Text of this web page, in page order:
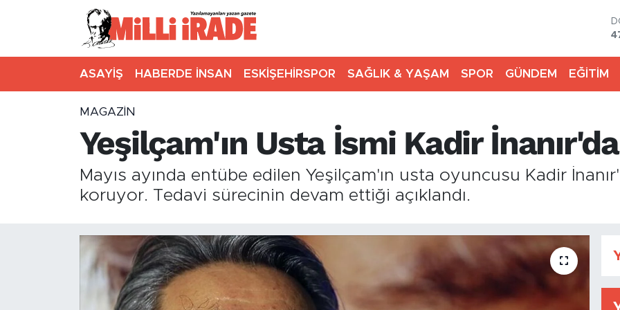
ASAYİŞ HABERDE İNSAN ESKİŞEHİRSPOR SAĞLIK & YAŞAM SPOR GÜNDEM EĞİTİM
MAGAZİN
Yeşilçam'ın Usta İsmi Kadir
Mayıs ayında entübe edilen Yeşilçam'ın usta oyuncusu Kadir
koruyor. Tedavi sürecinin devam ettiği açıklandı.